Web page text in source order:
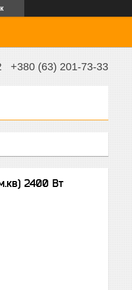
+380 (63) 201-73-33
2400 Вт